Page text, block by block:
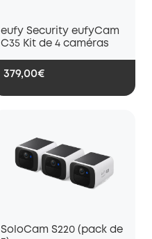
eufy Security eufyCam
C35 Kit de 4 caméras
379,00€
SoloCam S220 (pack de